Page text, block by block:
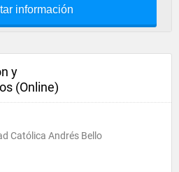
información
y
(Online)
Católica Andrés Bello